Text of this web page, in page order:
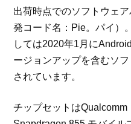
出荷時点でのソフトウェ
発コード名：Pie。パイ）
しては2020年1月に
ージョンアップを含むソ
されています。
チップセットはQualcomm